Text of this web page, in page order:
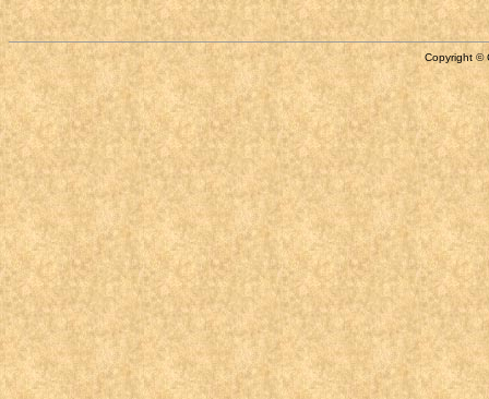
Copyright ©